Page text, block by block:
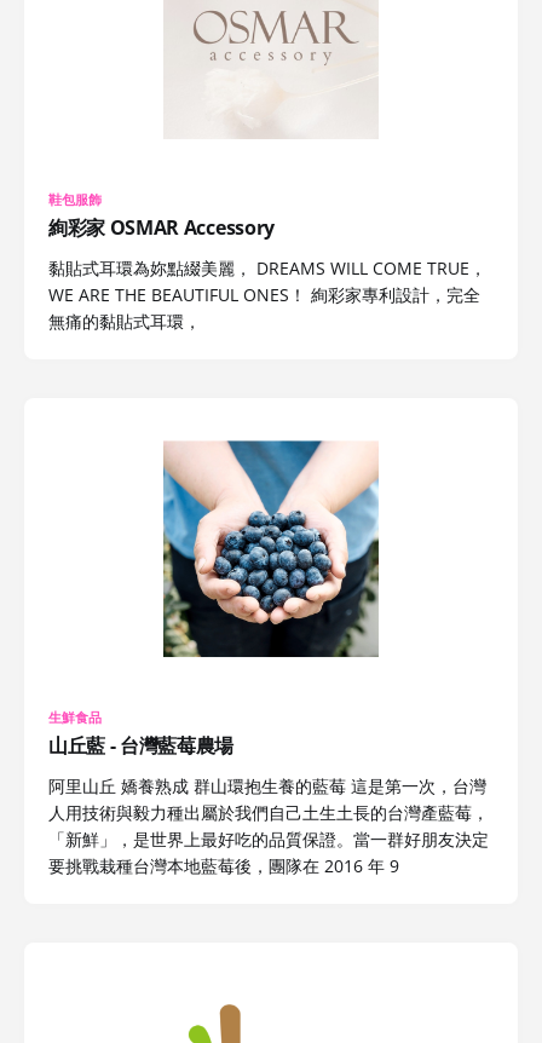
鞋包服飾
絢彩家 OSMAR Accessory
黏貼式耳環為妳點綴美麗， DREAMS WILL COME TRUE，
WE ARE THE BEAUTIFUL ONES！ 絢彩家專利設計，完全
無痛的黏貼式耳環，
生鮮食品
山丘藍 - 台灣藍莓農場
阿里山丘 嬌養熟成 群山環抱生養的藍莓 這是第一次，台灣
人用技術與毅力種出屬於我們自己土生土長的台灣產藍莓，
「新鮮」，是世界上最好吃的品質保證。當一群好朋友決定
要挑戰栽種台灣本地藍莓後，團隊在 2016 年 9